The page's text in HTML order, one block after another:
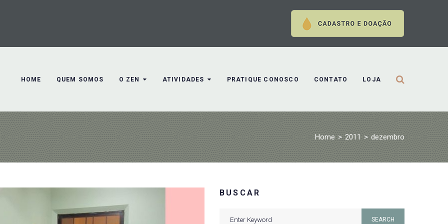
HOME QUEM SOMOS O ZEN ATIVIDADES PRATIQUE CONOSCO CONTATO LOJA
Home > 2011 > dezembro
BUSCAR
SEARCH